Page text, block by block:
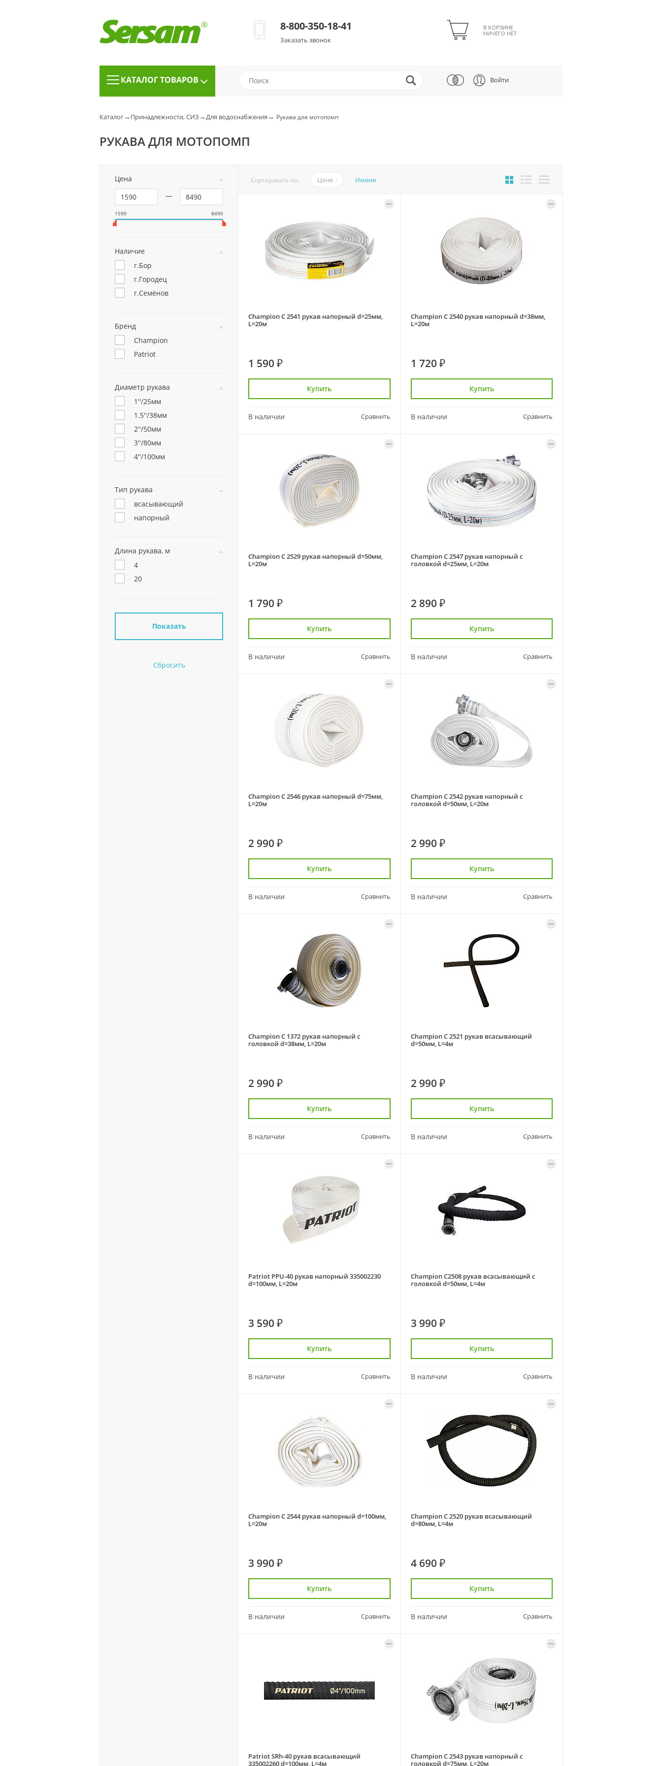
8-800-350-18-41
Заказать звонок
В КОРЗИНЕ
НИЧЕГО НЕТ
КАТАЛОГ ТОВАРОВ Войти
Каталог→ Принадлежности, СИЗ→Для водоснабжения→ Рукава для мотопомп
РУКАВА ДЛЯ МОТОПОМП
Цена
—
1590 8490
Наличие
г.Бор
г.Городец
г.Семёнов
Бренд
Champion
Patriot
Диаметр рукава
1''/25мм
1.5''/38мм
2''/50мм
3''/80мм
4''/100мм
Тип рукава
всасывающий
напорный
Длина рукава, м
4
20
Сортировать по: Цене Имени
Champion C 2541 рукав напорный d=25мм,
L=20м
1 590 ₽
Купить
В наличии Сравнить
Champion C 2540 рукав напорный d=38мм,
L=20м
1 720 ₽
Купить
В наличии Сравнить
Champion C 2529 рукав напорный d=50мм,
L=20м
1 790 ₽
Купить
В наличии Сравнить
Champion C 2547 рукав напорный с
головкой d=25мм, L=20м
2 890 ₽
Купить
В наличии Сравнить
Champion C 2546 рукав напорный d=75мм,
L=20м
2 990 ₽
Купить
В наличии Сравнить
Champion C 2542 рукав напорный с
головкой d=50мм, L=20м
2 990 ₽
Купить
В наличии Сравнить
Champion C 1372 рукав напорный с
головкой d=38мм, L=20м
2 990 ₽
Купить
В наличии Сравнить
Champion C 2521 рукав всасывающий
d=50мм, L=4м
2 990 ₽
Купить
В наличии Сравнить
Patriot PPU-40 рукав напорный 335002230
d=100мм, L=20м
3 590 ₽
Купить
В наличии Сравнить
Champion C2508 рукав всасывающий с
головкой d=50мм, L=4м
3 990 ₽
Купить
В наличии Сравнить
Champion C 2544 рукав напорный d=100мм,
L=20м
3 990 ₽
Купить
В наличии Сравнить
Champion C 2520 рукав всасывающий
d=80мм, L=4м
4 690 ₽
Купить
В наличии Сравнить
Patriot SRh-40 рукав всасывающий
335002260 d=100мм, L=4м
Champion C 2543 рукав напорный с
головкой d=75мм, L=20м